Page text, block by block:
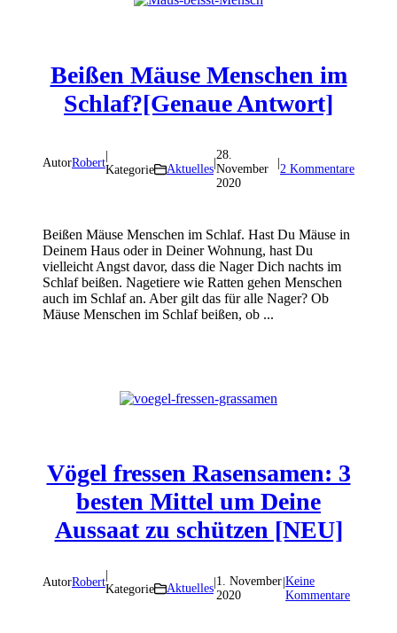
Beißen Mäuse Menschen im
Schlaf?[Genaue Antwort]
AutorRobert
|
Kategorie
Aktuelles|
28.
November
2020
|2 Kommentare
Beißen Mäuse Menschen im Schlaf. Hast Du Mäuse in
Deinem Haus oder in Deiner Wohnung, hast Du
vielleicht Angst davor, dass die Nager Dich nachts im
Schlaf beißen. Nagetiere wie Ratten gehen Menschen
auch im Schlaf an. Aber gilt das für alle Nager? Ob
Mäuse Menschen im Schlaf beißen, ob ...
Vögel fressen Rasensamen: 3
besten Mittel um Deine
Aussaat zu schützen [NEU]
AutorRobert
Kategorie
Aktuelles
1. November
2020
|Keine
Kommentare